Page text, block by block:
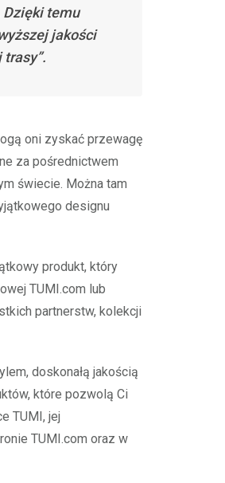
Dzięki temu
jakości
oni zyskać przewagę
za pośrednictwem
świecie. Można tam
designu
produkt, który
TUMI.com lub
partnerstw, kolekcji
doskonałą jakością
które pozwolą Ci
TUMI, jej
TUMI.com oraz w